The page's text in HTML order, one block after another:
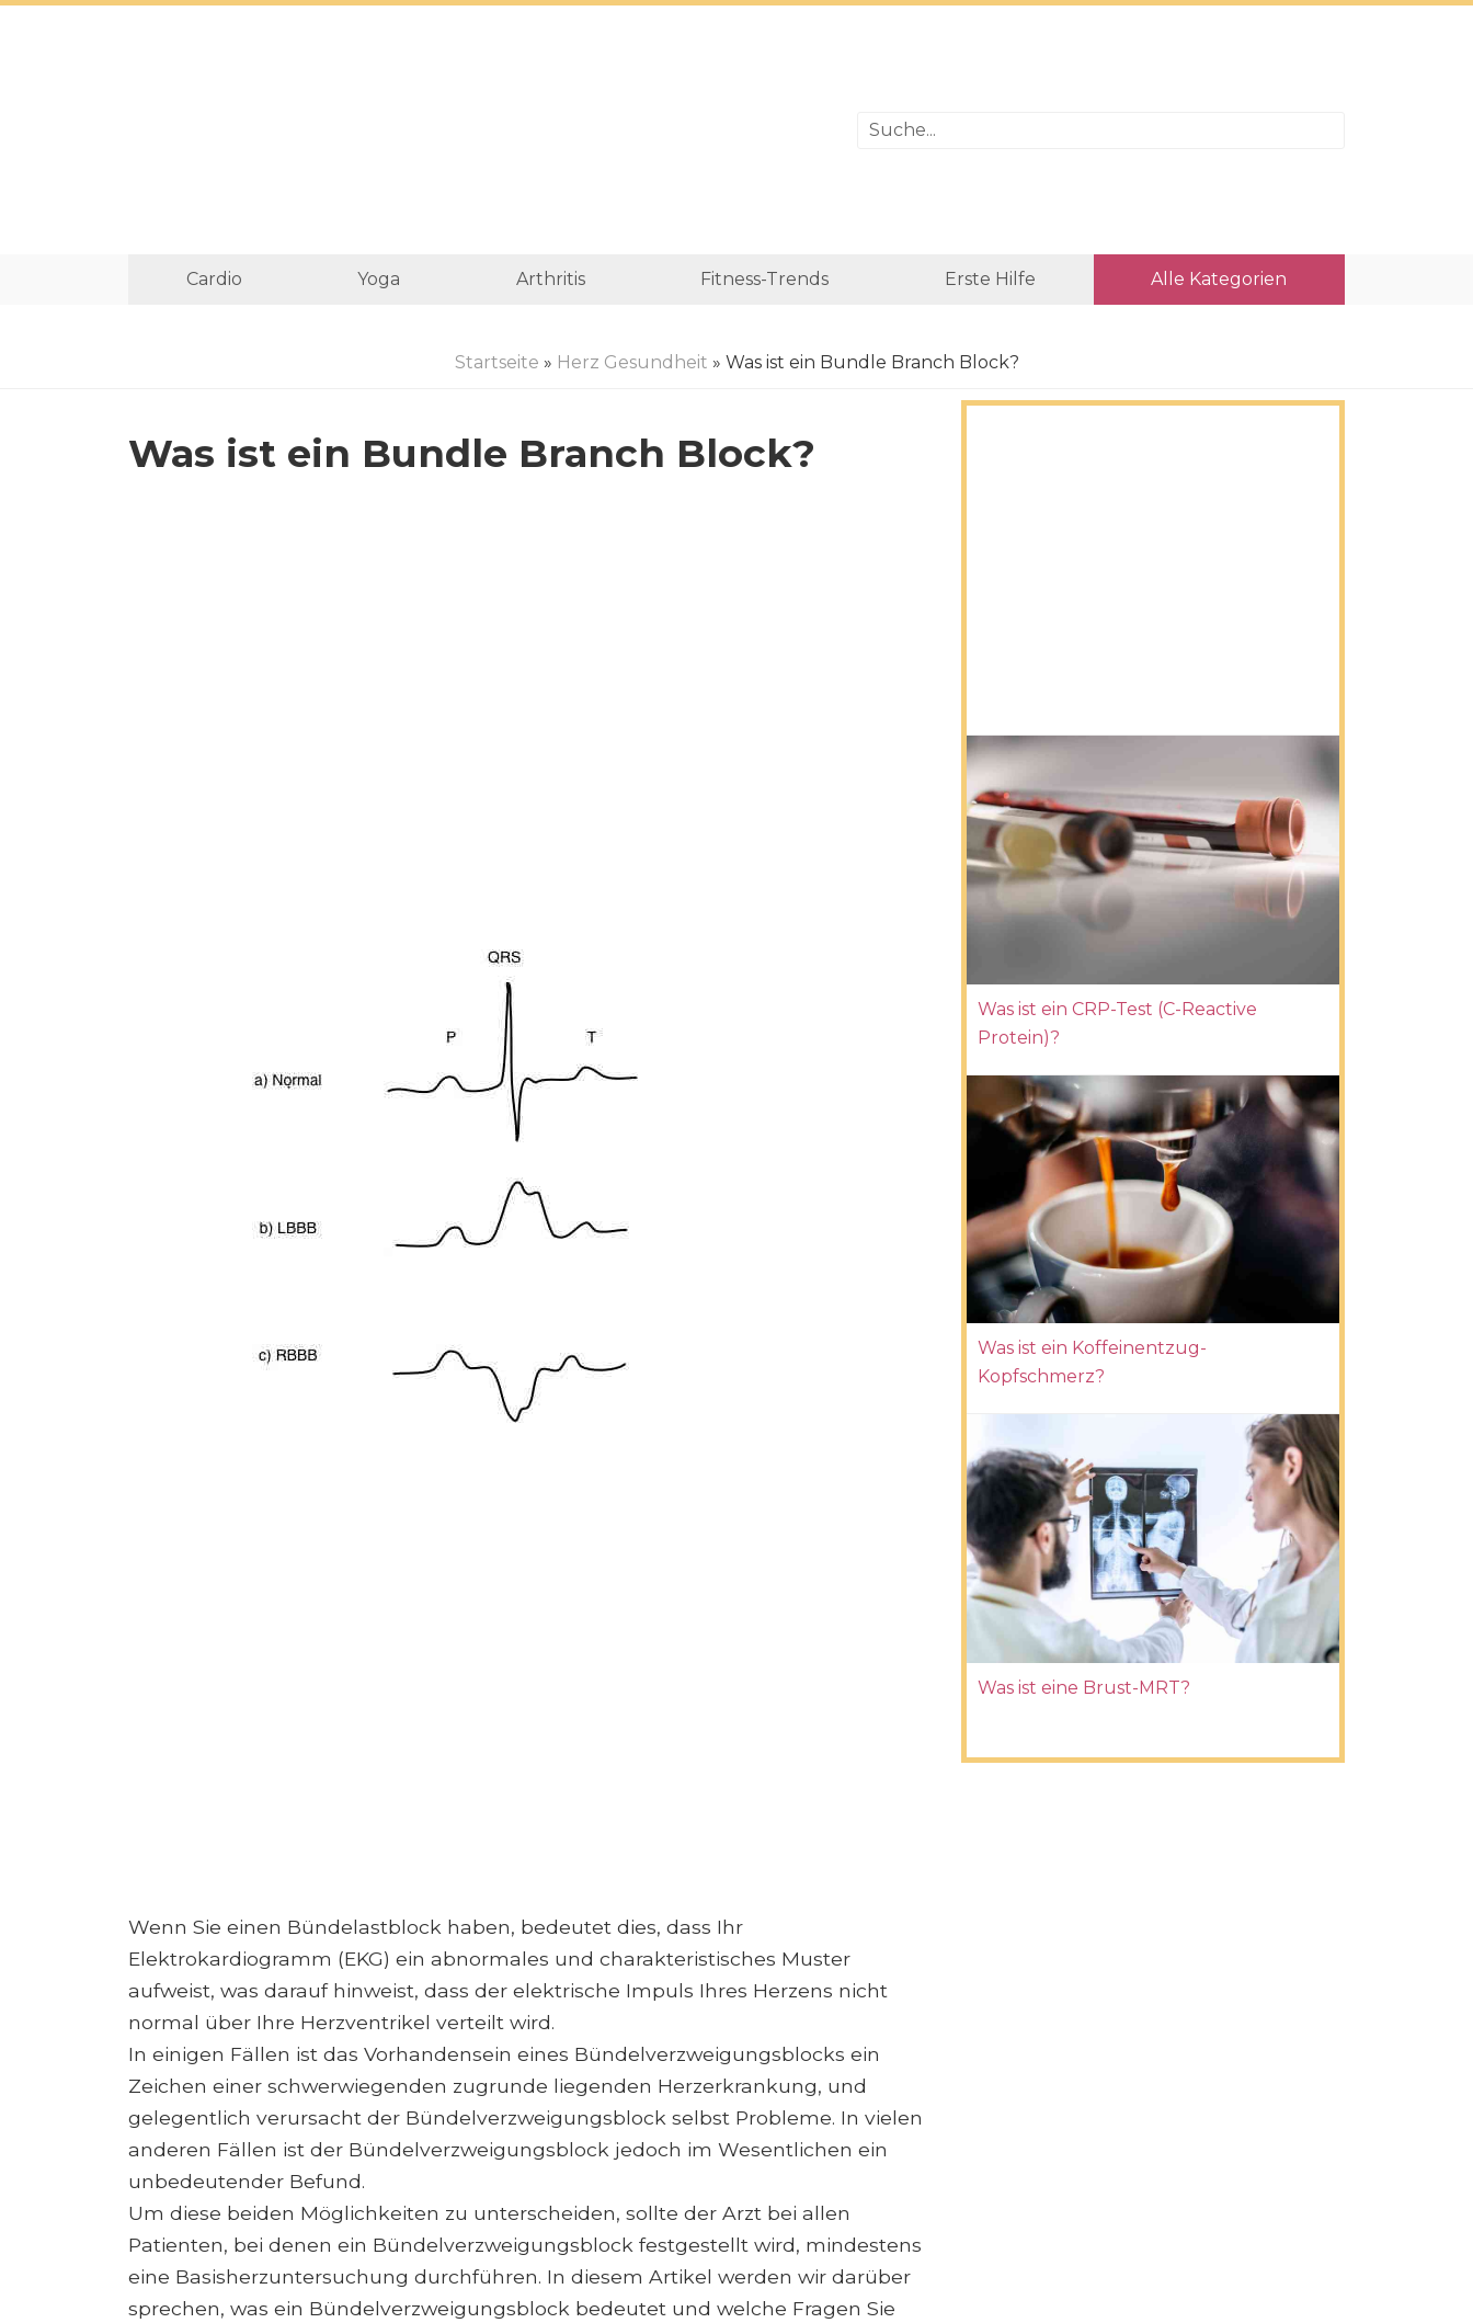
Cardio Yoga Arthritis Fitness-Trends Erste Hilfe Alle Kategorien
Startseite » Herz Gesundheit » Was ist ein Bundle Branch Block?
Was ist ein Bundle Branch Block?
Wenn Sie einen Bündelastblock haben, bedeutet dies, dass Ihr
Elektrokardiogramm (EKG) ein abnormales und charakteristisches Muster
aufweist, was darauf hinweist, dass der elektrische Impuls Ihres Herzens nicht
normal über Ihre Herzventrikel verteilt wird.
In einigen Fällen ist das Vorhandensein eines Bündelverzweigungsblocks ein
Zeichen einer schwerwiegenden zugrunde liegenden Herzerkrankung, und
gelegentlich verursacht der Bündelverzweigungsblock selbst Probleme. In vielen
anderen Fällen ist der Bündelverzweigungsblock jedoch im Wesentlichen ein
unbedeutender Befund.
Um diese beiden Möglichkeiten zu unterscheiden, sollte der Arzt bei allen
Patienten, bei denen ein Bündelverzweigungsblock festgestellt wird, mindestens
eine Basisherzuntersuchung durchführen. In diesem Artikel werden wir darüber
sprechen, was ein Bündelverzweigungsblock bedeutet und welche Fragen Sie
Was ist ein CRP-Test (C-Reactive
Protein)?
Was ist ein Koffeinentzug-
Kopfschmerz?
Was ist eine Brust-MRT?